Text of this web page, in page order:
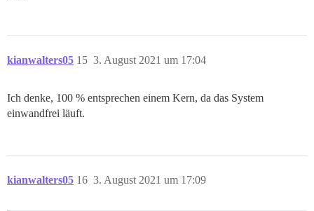
kianwalters05 3. August 2021 um 17:04
15
Ich denke, 100 % entsprechen einem Kern, da das System
einwandfrei läuft.
kianwalters05 3. August 2021 um 17:09
16